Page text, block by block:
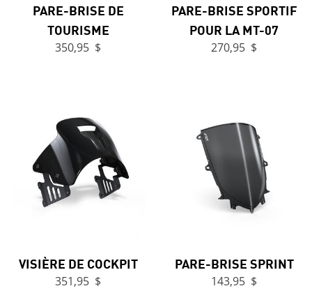
PARE-BRISE DE
TOURISME
350,95 $
PARE-BRISE SPORTIF
POUR LA MT-07
270,95 $
VISIÈRE DE COCKPIT
351,95 $
PARE-BRISE SPRINT
143,95 $